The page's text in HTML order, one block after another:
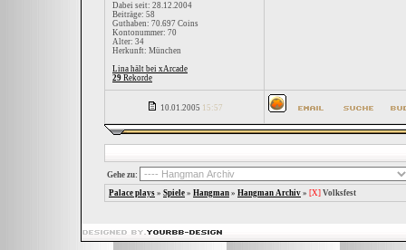
Dabei seit: 28.12.2004
Beiträge: 58
Guthaben: 70.697 Coins
Kontonummer: 70
Alter: 34
Herkunft: München
Lina hält bei xArcade
29 Rekorde
10.01.2005 15:57
Gehe zu:
Palace plays » Spiele » Hangman » Hangman Archiv » [X] Volksfest